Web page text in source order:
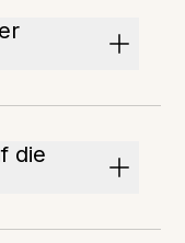
die